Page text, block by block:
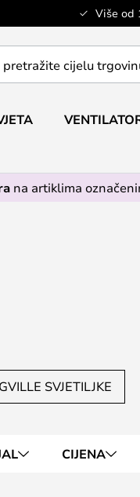
Više od
na artiklima
SVJETILJKE
CIJENA